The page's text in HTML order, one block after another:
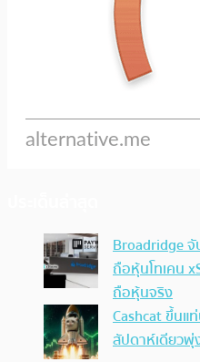
Broadridge
ถือหุ้นโทเคน
ถือหุ้นจริง
Cashcat ขึ้นแ
สัปดาห์เดียวพุ่